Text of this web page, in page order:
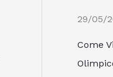
29/05/
Come